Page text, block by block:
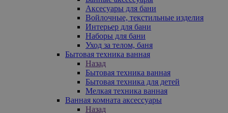
Аксесуары для бани
Войлочные, текстильные изделия
Интерьер для бани
Наборы для бани
Уход за телом, баня
Бытовая техника ванная
Назад
Бытовая техника ванная
Бытовая техника для детей
Мелкая техника ванная
Ванная комната аксессуары
Назад